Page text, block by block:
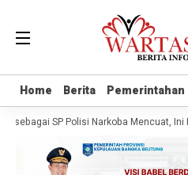
Home Berita Pemerintahan
Home Berita Pemerintahan
SP Polisi Narkoba Mencuat, Ini